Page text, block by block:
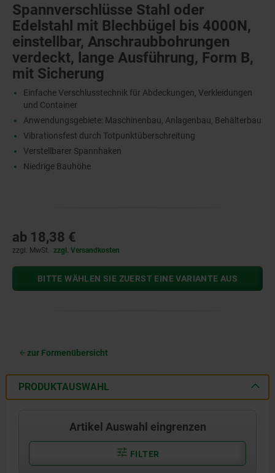
Spannverschlüsse Stahl oder
Edelstahl mit Blechbügel bis 4000N,
einstellbar, Anschraubbohrungen
verdeckt, lange Ausführung, Form B,
mit Sicherung
Einfache Verschlusstechnik für Abdeckungen, Verkleidungen
und Container
Anwendungsgebiete: Maschinenbau, Anlagenbau, Behälterbau
Vibrationsfest durch Totpunktüberschreitung
Verstellbarer Spannhaken
Niedrige Bauhöhe
ab 18,38 €
zzgl. MwSt. zzgl. Versandkosten
BITTE WÄHLEN SIE ZUERST EINE VARIANTE AUS
zur Formenübersicht
PRODUKTAUSWAHL
Artikel Auswahl eingrenzen
FILTER